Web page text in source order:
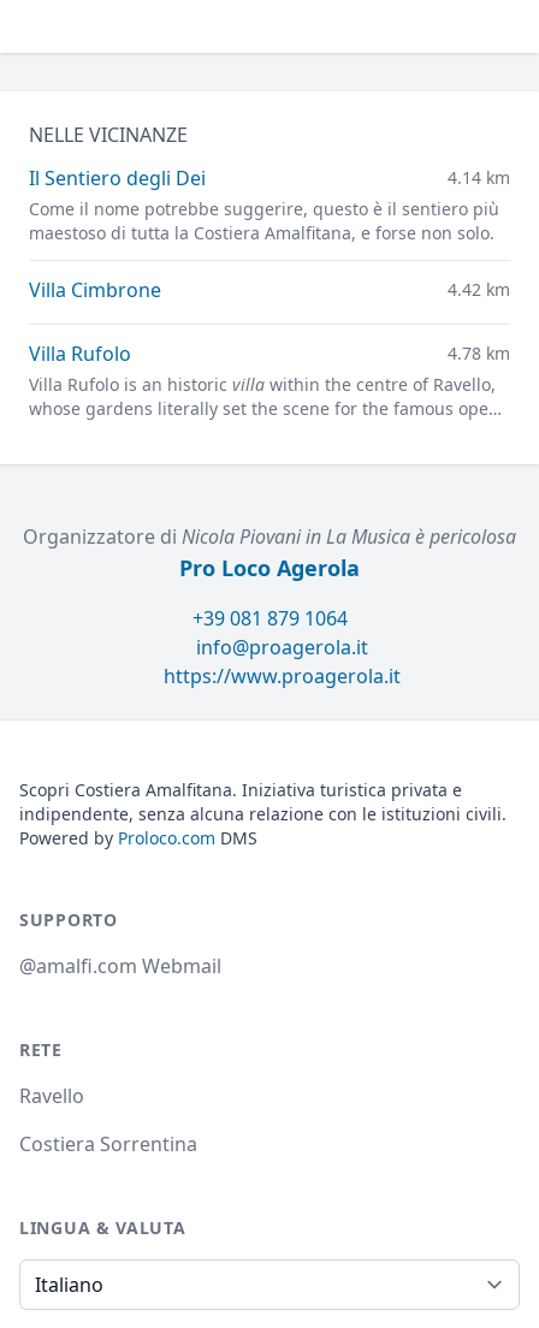
NELLE VICINANZE
Il Sentiero degli Dei
4.14 km
Come il nome potrebbe suggerire, questo è il sentiero più
maestoso di tutta la Costiera Amalfitana, e forse non solo.
Villa Cimbrone 4.42 km
Villa Rufolo
4.78 km
Villa Rufolo is an historic villa within the centre of Ravello,
whose gardens literally set the scene for the famous open-
Organizzatore di Nicola Piovani in La Musica è pericolosa
Pro Loco Agerola
+39 081 879 1064
info@proagerola.it
https://www.proagerola.it
Scopri Costiera Amalfitana. Iniziativa turistica privata e
indipendente, senza alcuna relazione con le istituzioni civili.
Powered by Proloco.com DMS
SUPPORTO
@amalfi.com Webmail
RETE
Ravello
Costiera Sorrentina
LINGUA & VALUTA
Lingua